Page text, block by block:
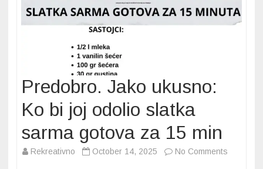
Predobro. Jako ukusno:
Ko bi joj odolio slatka
sarma gotova za 15 min
Rekreativno October 14, 2025 No Comments